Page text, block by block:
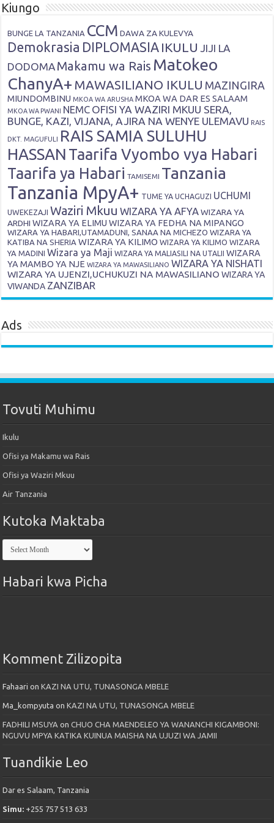
Kiungo
BUNGE LA TANZANIA CCM DAWA ZA KULEVYA
Demokrasia DIPLOMASIA IKULU JIJI LA
DODOMA Makamu wa Rais Matokeo
ChanyA+ MAWASILIANO IKULU MAZINGIRA
MIUNDOMBINU MKOA WA ARUSHA MKOA WA DAR ES SALAAM
MKOA WA PWANI NEMC OFISI YA WAZIRI MKUU SERA,
BUNGE, KAZI, VIJANA, AJIRA NA WENYE ULEMAVU RAIS
DKT. MAGUFULI RAIS SAMIA SULUHU
HASSAN Taarifa Vyombo vya Habari
Taarifa ya Habari TAMISEMI Tanzania
Tanzania MpyA+ TUME YA UCHAGUZI UCHUMI
UWEKEZAJI Waziri Mkuu WIZARA YA AFYA WIZARA YA
ARDHI WIZARA YA ELIMU WIZARA YA FEDHA NA MIPANGO
WIZARA YA HABARI,UTAMADUNI, SANAA NA MICHEZO WIZARA YA
KATIBA NA SHERIA WIZARA YA KILIMO WIZARA YA KILIMO WIZARA
YA MADINI Wizara ya Maji WIZARA YA MALIASILI NA UTALII
WIZARA
YA MAMBO YA NJE WIZARA YA MAWASILIANO WIZARA YA NISHATI
WIZARA YA UJENZI,UCHUKUZI NA MAWASILIANO WIZARA YA
VIWANDA ZANZIBAR
Ads
Tovuti Muhimu
Ikulu
Ofisi ya Makamu wa Rais
Ofisi ya Waziri Mkuu
Air Tanzania
Kutoka Maktaba
Kutoka
Maktaba
Habari kwa Picha
Komment Zilizopita
Fahaari onKAZI NA UTU, TUNASONGA MBELE
Ma_kompyuta onKAZI NA UTU, TUNASONGA MBELE
FADHILI MSUYA onCHUO CHA MAENDELEO YA WANANCHI KIGAMBONI:
NGUVU MPYA KATIKA KUINUA MAISHA NA UJUZI WA JAMII
Tuandikie Leo
Dar es Salaam, Tanzania
Simu: +255 757 513 633